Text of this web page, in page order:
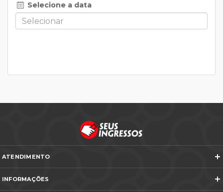
Selecione a data
ATENDIMENTO
INFORMAÇÕES